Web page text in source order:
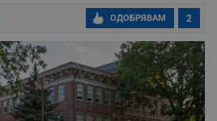
2
ОДОБРЯВАМ